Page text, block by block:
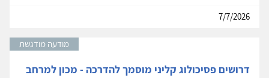
7/7/2026
מודעה מודגשת
דרושים פסיכולוג קליני מוסמך להדרכה - מכון למרחב